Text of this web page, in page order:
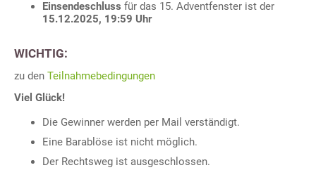
Einsendeschluss für das 15. Adventfenster ist der
15.12.2025, 19:59 Uhr
WICHTIG:
zu den Teilnahmebedingungen
Viel Glück!
Die Gewinner werden per Mail verständigt.
Eine Barablöse ist nicht möglich.
Der Rechtsweg ist ausgeschlossen.